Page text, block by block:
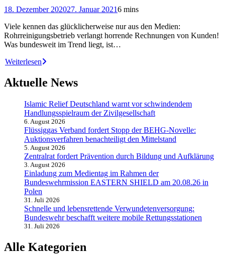
18. Dezember 202027. Januar 20216 mins
Viele kennen das glücklicherweise nur aus den Medien:
Rohrreinigungsbetrieb verlangt horrende Rechnungen von Kunden!
Was bundesweit im Trend liegt, ist…
Weiterlesen
Aktuelle News
Islamic Relief Deutschland warnt vor schwindendem
Handlungsspielraum der Zivilgesellschaft
6. August 2026
Flüssiggas Verband fordert Stopp der BEHG-Novelle:
Auktionsverfahren benachteiligt den Mittelstand
5. August 2026
Zentralrat fordert Prävention durch Bildung und Aufklärung
3. August 2026
Einladung zum Medientag im Rahmen der
Bundeswehrmission EASTERN SHIELD am 20.08.26 in
Polen
31. Juli 2026
Schnelle und lebensrettende Verwundetenversorgung:
Bundeswehr beschafft weitere mobile Rettungsstationen
31. Juli 2026
Alle Kategorien